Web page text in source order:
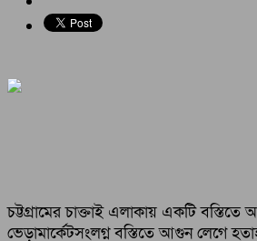
চট্টগ্রামের চাক্তাই এলাকায় একটি
ভেড়ামার্কেটসংলগ্ন বস্তিতে আগুন লেগে